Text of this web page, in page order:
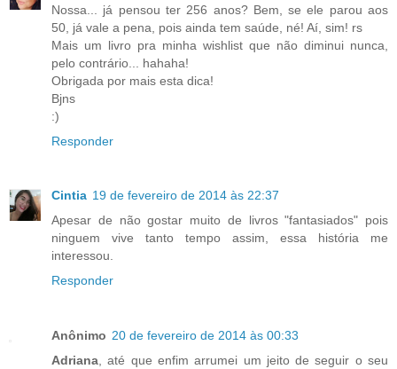
Nossa... já pensou ter 256 anos? Bem, se ele parou aos
50, já vale a pena, pois ainda tem saúde, né! Aí, sim! rs
Mais um livro pra minha wishlist que não diminui nunca,
pelo contrário... hahaha!
Obrigada por mais esta dica!
Bjns
:)
Responder
Cintia 19 de fevereiro de 2014 às 22:37
Apesar de não gostar muito de livros "fantasiados" pois
ninguem vive tanto tempo assim, essa história me
interessou.
Responder
Anônimo 20 de fevereiro de 2014 às 00:33
Adriana, até que enfim arrumei um jeito de seguir o seu